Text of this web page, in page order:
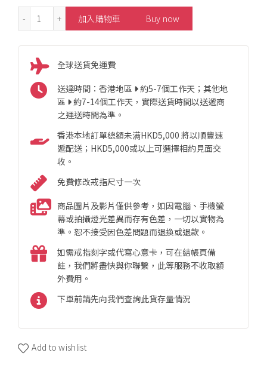
0.05ct 4-4.5mm Smiley Diamond Pearl Necklace 數量
加入購物車 Buy now
全球送貨免運費
送達時間：香港地區
約5-7個工作天；其他地
區
約7-14個工作天，實際送貨時間以送遞商
之運送時間為準。
香港本地訂單總額未满HKD5,000 將以順豐速
遞配送；HKD5,000或以上可選擇相約見面交
收。
免費修改戒指尺寸一次
商品圖片及影片僅供參考，如因電腦、手機螢
幕或拍攝燈光差異而存有色差，一切以實物為
準。恕不接受因色差問題而退換或退款。
如需戒指刻字或代寫心意卡，可在結帳頁備
註，我們將盡快與你聯繫，此等服務不收取額
外費用。
下單前請先向我們查詢此貨存量情況
Add to wishlist